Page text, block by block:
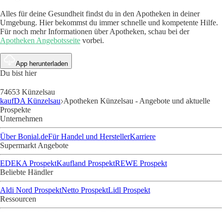
Alles für deine Gesundheit findst du in den Apotheken in deiner
Umgebung. Hier bekommst du immer schnelle und kompetente Hilfe.
Für noch mehr Informationen über Apotheken, schau bei der
Apotheken Angebotsseite vorbei.
App herunterladen
Du bist hier
74653 Künzelsau
kaufDA Künzelsau Apotheken Künzelsau - Angebote und aktuelle
Prospekte
Unternehmen
Über Bonial.deFür Handel und HerstellerKarriere
Supermarkt Angebote
EDEKA ProspektKaufland ProspektREWE Prospekt
Beliebte Händler
Aldi Nord ProspektNetto ProspektLidl Prospekt
Ressourcen